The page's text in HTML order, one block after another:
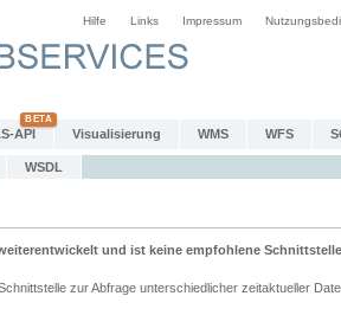
Hilfe Links Impressum
API Visualisierung WMS WFS
WSDL
und ist keine empfohlene
zur Abfrage unterschiedlicher zeitaktueller